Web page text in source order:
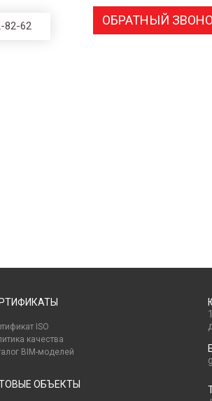
82-62
ОБРАТНЫЙ
ISO
качества
BIM-моделей
ОБЪЕКТЫ